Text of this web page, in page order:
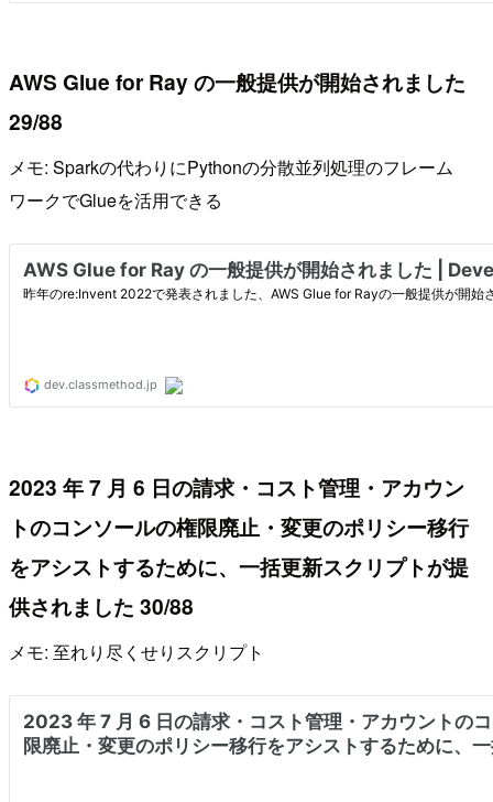
AWS Glue for Ray の一般提供が開始されました
29/88
メモ: Sparkの代わりにPythonの分散並列処理のフレーム
ワークでGlueを活用できる
2023 年 7 月 6 日の請求・コスト管理・アカウン
トのコンソールの権限廃止・変更のポリシー移行
をアシストするために、一括更新スクリプトが提
供されました 30/88
メモ: 至れり尽くせりスクリプト